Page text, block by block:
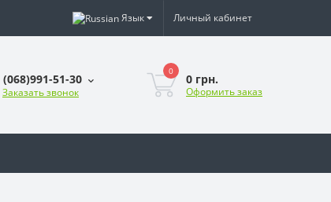
Язык Личный кабинет
(068)991-51-30
Заказать звонок
0
0 грн.
Оформить заказ